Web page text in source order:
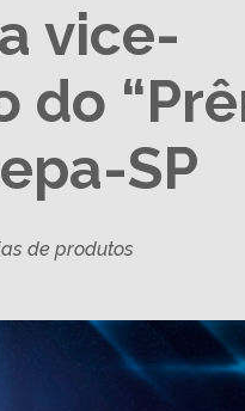
vice-
do
SP
de produtos